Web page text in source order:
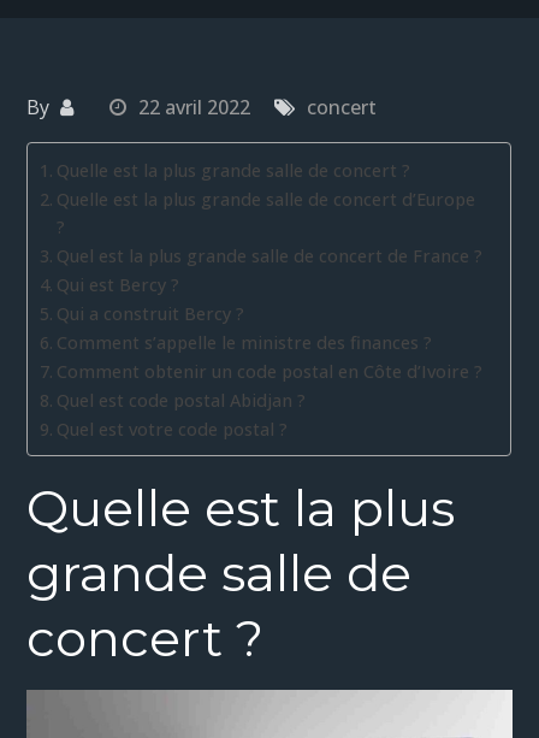
By 22 avril 2022 concert
Quelle est la plus grande salle de concert ?
Quelle est la plus grande salle de concert d’Europe
?
Quel est la plus grande salle de concert de France ?
Qui est Bercy ?
Qui a construit Bercy ?
Comment s’appelle le ministre des finances ?
Comment obtenir un code postal en Côte d’Ivoire ?
Quel est code postal Abidjan ?
Quel est votre code postal ?
Quelle est la plus
grande salle de
concert ?